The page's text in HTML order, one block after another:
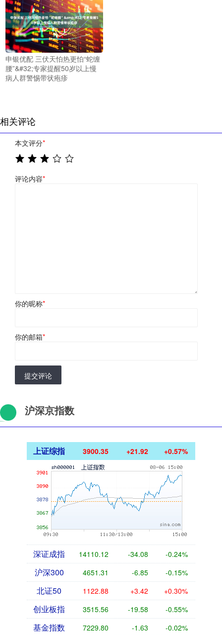
申银优配 三伏天怕热更怕“蛇缠
腰”&#32;专家提醒50岁以上慢
病人群警惕带状疱疹
相关评论
本文评分*
评论内容*
你的昵称*
你的邮箱*
提交评论
沪深京指数
上证综指 3900.35 +21.92 +0.57%
深证成指 14110.12 -34.08 -0.24%
沪深300 4651.31 -6.85 -0.15%
北证50 1122.88 +3.42 +0.30%
创业板指 3515.56 -19.58 -0.55%
基金指数 7229.80 -1.63 -0.02%